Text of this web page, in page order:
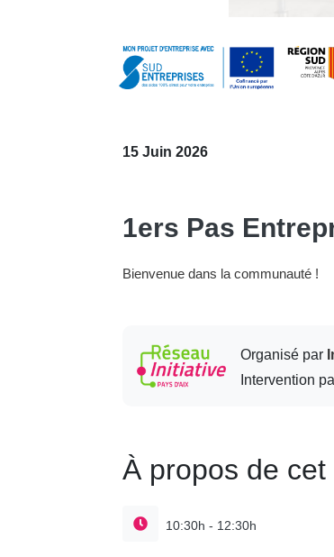
15 Juin 2026
1ers Pas
Bienvenue dans la communauté !
Organisé par
Intervention
À propos de
10:30h - 12:30h